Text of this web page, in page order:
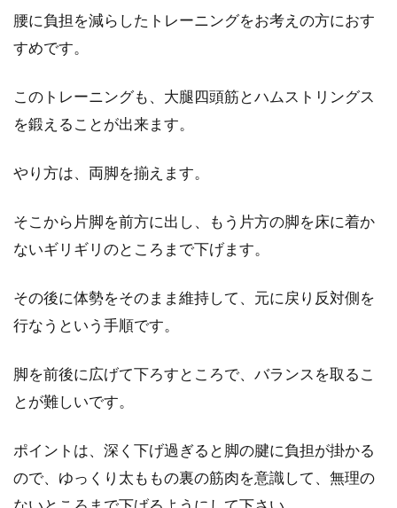
ロードバイクに乗ってロングライドしたり、レ
マンションでも大丈夫？
速く、快適に走るためのロードバイク。車体の
パーツ機能は年々進化し、グレードアップモデ
クライムに出かけよう！
バイクを持っている方は、ヒルクライムの経験
があるか...
腰に負担を減らしたトレーニングをお考えの方におす
すめです。
このトレーニングも、大腿四頭筋とハムストリングス
を鍛えることが出来ます。
やり方は、両脚を揃えます。
そこから片脚を前方に出し、もう片方の脚を床に着か
ないギリギリのところまで下げます。
その後に体勢をそのまま維持して、元に戻り反対側を
行なうという手順です。
脚を前後に広げて下ろすところで、バランスを取るこ
とが難しいです。
ポイントは、深く下げ過ぎると脚の腱に負担が掛かる
ので、ゆっくり太ももの裏の筋肉を意識して、無理の